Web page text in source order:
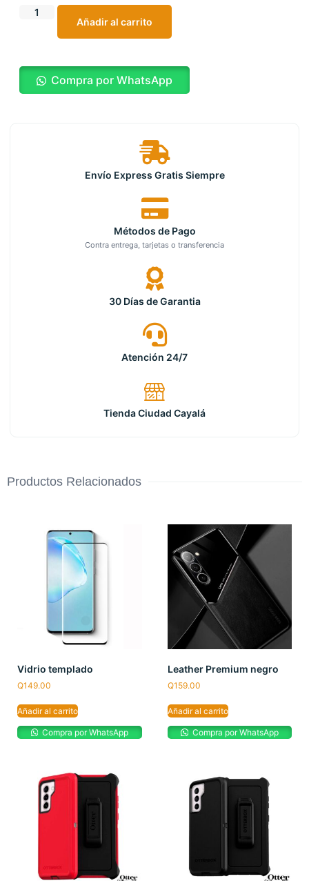
Añadir al carrito
Compra por WhatsApp
Envío Express Gratis Siempre
Métodos de Pago
Contra entrega, tarjetas o transferencia
30 Días de Garantia
Atención 24/7
Tienda Ciudad Cayalá
Productos Relacionados
Vidrio templado
Q149.00
Añadir al carrito
Compra por WhatsApp
Leather Premium negro
Q159.00
Añadir al carrito
Compra por WhatsApp